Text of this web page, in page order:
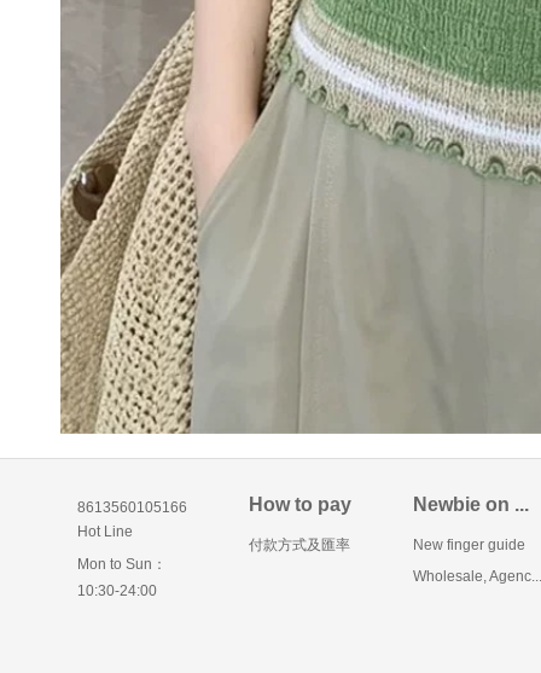
8613560105166
Hot Line
Mon to Sun：
10:30-24:00
How to pay
付款方式及匯率
Newbie on ...
New finger guide
Wholesale, Agenc...